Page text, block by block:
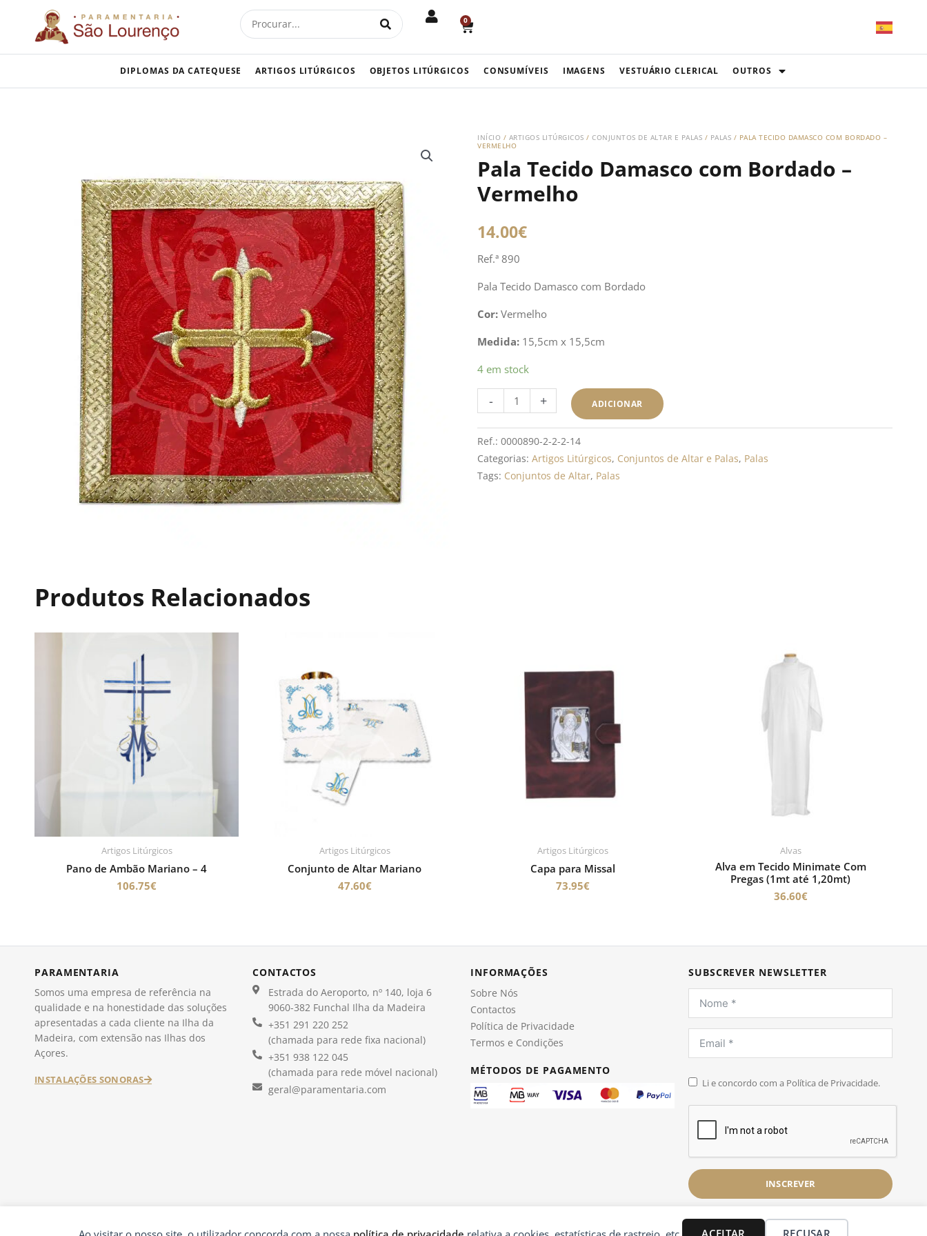
ACEITAR RECUSAR
content
Procurar 0
CART
DIPLOMAS DA CATEQUESE ARTIGOS LITÚRGICOS OBJETOS LITÚRGICOS CONSUMÍVEIS IMAGENS VESTUÁRIO CLERICAL OUTROS
INÍCIO / ARTIGOS LITÚRGICOS / CONJUNTOS DE ALTAR E PALAS / PALAS / PALA TECIDO DAMASCO COM BORDADO –
VERMELHO
Pala Tecido Damasco com Bordado –
Vermelho
14.00€
Ref.ª 890
Pala Tecido Damasco com Bordado
Cor: Vermelho
Medida: 15,5cm x 15,5cm
4 em stock
-
Quantidade
de
Pala
Damasco
com
Bordado
+ ADICIONAR
Ref.: 0000890-2-2-2-14
Categorias: Artigos Litúrgicos, Conjuntos de Altar e Palas, Palas
Tags: Conjuntos de Altar, Palas
Produtos Relacionados
Artigos Litúrgicos
Pano de Ambão Mariano – 4
106.75€
Artigos Litúrgicos
Conjunto de Altar Mariano
47.60€
Artigos Litúrgicos
Capa para Missal
73.95€
Alvas
Alva em Tecido Minimate Com
Pregas (1mt até 1,20mt)
36.60€
PARAMENTARIA
Somos uma empresa de referência na
qualidade e na honestidade das soluções
apresentadas a cada cliente na Ilha da
Madeira, com extensão nas Ilhas dos
Açores.
INSTALAÇÕES SONORAS
CONTACTOS
Estrada do Aeroporto, nº 140, loja 6
9060-382 Funchal Ilha da Madeira
+351 291 220 252
(chamada para rede fixa nacional)
+351 938 122 045
(chamada para rede móvel nacional)
geral@paramentaria.com
INFORMAÇÕES
Sobre Nós
Contactos
Política de Privacidade
Termos e Condições
MÉTODOS DE PAGAMENTO
SUBSCREVER NEWSLETTER
Li e concordo com a Política de Privacidade.
INSCREVER